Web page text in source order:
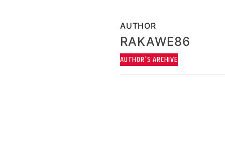
AUTHOR
RAKAWE86
AUTHOR'S ARCHIVE